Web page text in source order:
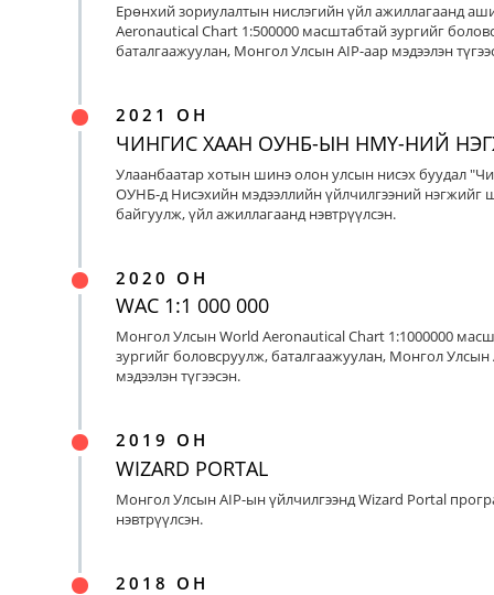
Ерөнхий зориулалтын нислэгийн үйл ажиллагаанд
Aeronautical Chart 1:500000 масштабтай зургийг
баталгаажуулан, Монгол Улсын AIP-аар мэдээлэн
2021 ОН
ЧИНГИС ХААН ОУНБ-ЫН НМҮ-НИЙ
Улаанбаатар хотын шинэ олон улсын нисэх буудал
ОУНБ-д Нисэхийн мэдээллийн үйлчилгээний нэгжийг
байгуулж, үйл ажиллагаанд нэвтрүүлсэн.
2020 ОН
WAC 1:1 000 000
Монгол Улсын World Aeronautical Chart 1:1000000
зургийг боловсруулж, баталгаажуулан, Монгол Улсын
мэдээлэн түгээсэн.
2019 ОН
WIZARD PORTAL
Монгол Улсын AIP-ын үйлчилгээнд Wizard Portal
нэвтрүүлсэн.
2018 ОН